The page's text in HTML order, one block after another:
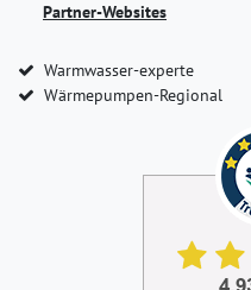
Partner-Websites
Warmwasser-experte
Wärmepumpen-Regional